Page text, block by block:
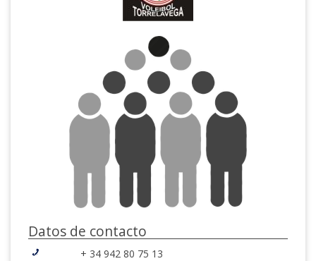
Datos de contacto
+ 34 942 80 75 13